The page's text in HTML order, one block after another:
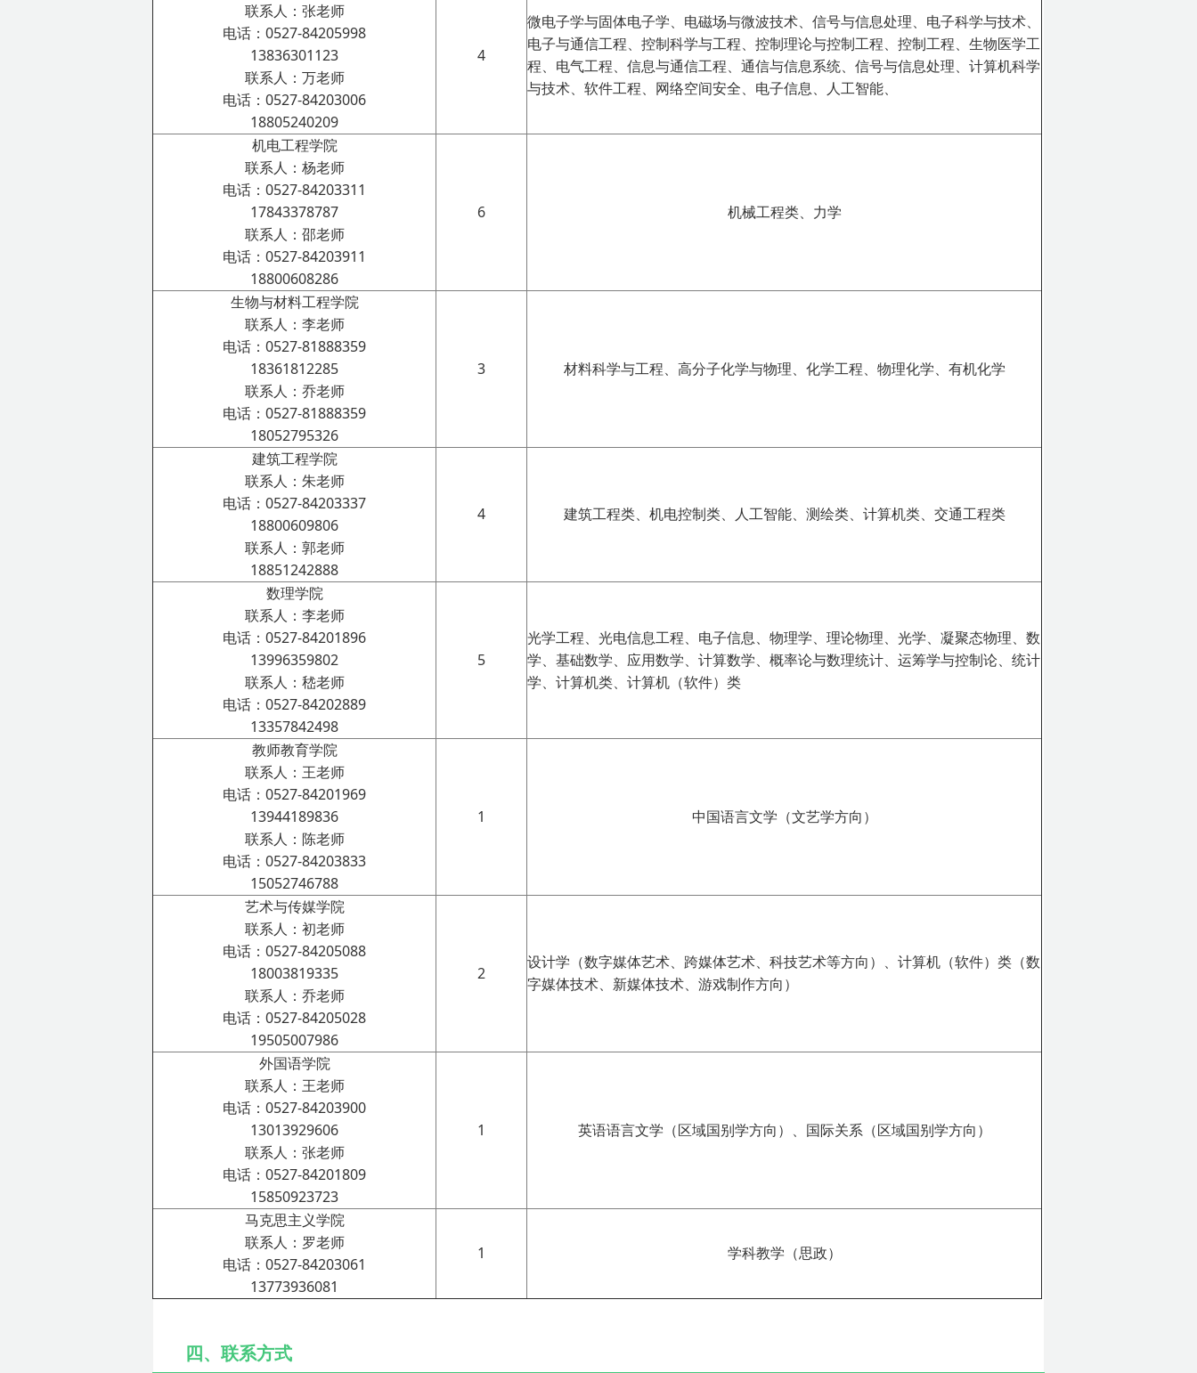
联系人：张老师
电话：0527-84205998
13836301123
联系人：万老师
电话：0527-84203006
18805240209
4
微电子学与固体电子学、电磁场与微波技术、信号与信息处理、电子科学与技术、
电子与通信工程、控制科学与工程、控制理论与控制工程、控制工程、生物医学工
程、电气工程、信息与通信工程、通信与信息系统、信号与信息处理、计算机科学
与技术、软件工程、网络空间安全、电子信息、人工智能、
机电工程学院
联系人：杨老师
电话：0527-84203311
17843378787
联系人：邵老师
电话：0527-84203911
18800608286
6 机械工程类、力学
生物与材料工程学院
联系人：李老师
电话：0527-81888359
18361812285
联系人：乔老师
电话：0527-81888359
18052795326
3 材料科学与工程、高分子化学与物理、化学工程、物理化学、有机化学
建筑工程学院
联系人：朱老师
电话：0527-84203337
18800609806
联系人：郭老师
18851242888
4 建筑工程类、机电控制类、人工智能、测绘类、计算机类、交通工程类
数理学院
联系人：李老师
电话：0527-84201896
13996359802
联系人：嵇老师
电话：0527-84202889
13357842498
5
光学工程、光电信息工程、电子信息、物理学、理论物理、光学、凝聚态物理、数
学、基础数学、应用数学、计算数学、概率论与数理统计、运筹学与控制论、统计
学、计算机类、计算机（软件）类
教师教育学院
联系人：王老师
电话：0527-84201969
13944189836
联系人：陈老师
电话：0527-84203833
15052746788
1 中国语言文学（文艺学方向）
艺术与传媒学院
联系人：初老师
电话：0527-84205088
18003819335
联系人：乔老师
电话：0527-84205028
19505007986
2
设计学（数字媒体艺术、跨媒体艺术、科技艺术等方向）、计算机（软件）类（数
字媒体技术、新媒体技术、游戏制作方向）
外国语学院
联系人：王老师
电话：0527-84203900
13013929606
联系人：张老师
电话：0527-84201809
15850923723
1 英语语言文学（区域国别学方向）、国际关系（区域国别学方向）
马克思主义学院
联系人：罗老师
电话：0527-84203061
13773936081
1 学科教学（思政）
四、联系方式